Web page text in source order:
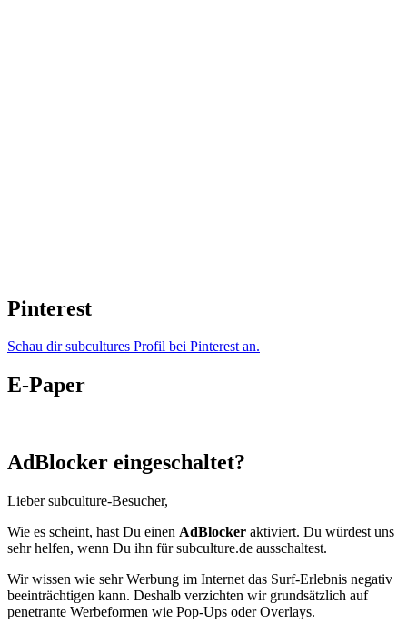
Pinterest
Schau dir subcultures Profil bei Pinterest an.
E-Paper
AdBlocker eingeschaltet?
Lieber subculture-Besucher,
Wie es scheint, hast Du einen AdBlocker aktiviert. Du würdest uns
sehr helfen, wenn Du ihn für subculture.de ausschaltest.
Wir wissen wie sehr Werbung im Internet das Surf-Erlebnis negativ
beeinträchtigen kann. Deshalb verzichten wir grundsätzlich auf
penetrante Werbeformen wie Pop-Ups oder Overlays.